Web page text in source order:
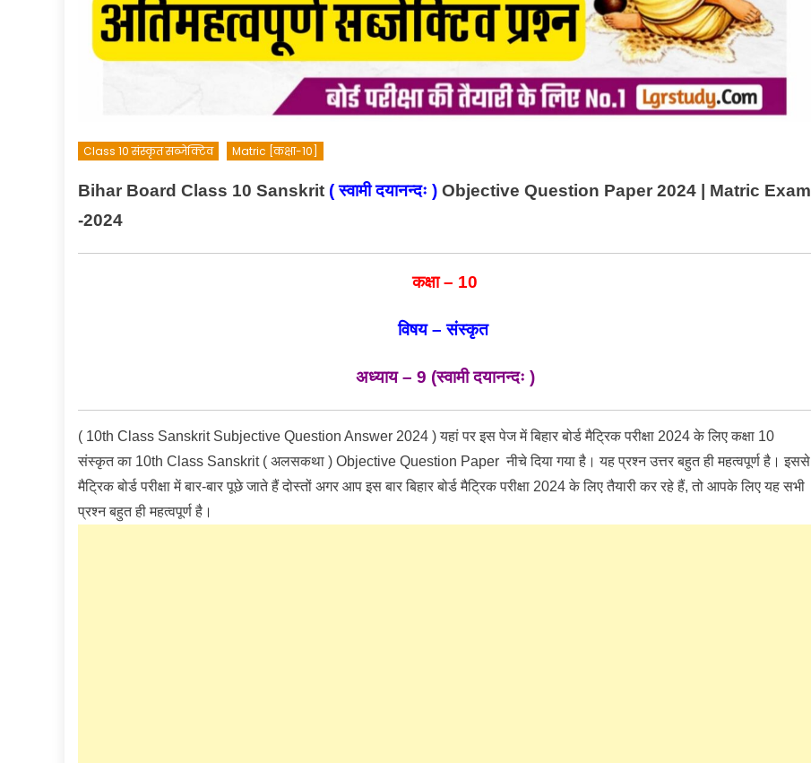
Class 10 संस्कृत सब्जेक्टिव Matric [कक्षा-10]
Bihar Board Class 10 Sanskrit (स्वामी दयानन्दः ) Objective Question Paper 2024 | Matric Exam
-2024
कक्षा – 10
विषय – संस्कृत
अध्याय– 9 (स्वामी दयानन्दः )
( 10th Class Sanskrit Subjective Question Answer 2024 ) यहां पर इस पेज में बिहार बोर्ड मैट्रिक परीक्षा 2024 के लिए कक्षा 10
संस्कृत का 10th Class Sanskrit ( अलसकथा ) Objective Question Paper नीचे दिया गया है। यह प्रश्न उत्तर बहुत ही महत्वपूर्ण है। इससे
मैट्रिक बोर्ड परीक्षा में बार-बार पूछे जाते हैं दोस्तों अगर आप इस बार बिहार बोर्ड मैट्रिक परीक्षा 2024 के लिए तैयारी कर रहे हैं, तो आपके लिए यह सभी
प्रश्न बहुत ही महत्वपूर्ण है।